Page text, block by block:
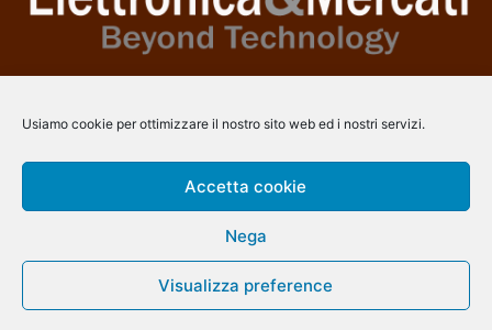
Usiamo cookie per ottimizzare il nostro sito web ed i nostri servizi.
Accetta cookie
Nega
Visualizza preference
una copertura a 360° che coinvolge tecnologie, prodotti, mercati e
info@arscommunication.it
SEGUICI